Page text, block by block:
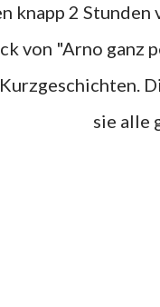
von "Arno ganz
sie alle